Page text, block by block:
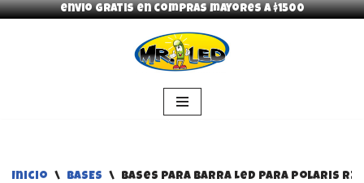
envio gratis en compras mayores a $1500
Inicio \ BASES \ Bases para barra Led Para Polaris Rzr